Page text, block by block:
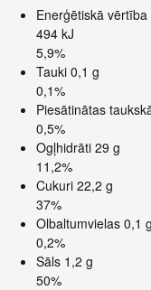
Enerģētiskā vērtība
494 kJ
5,9%
Tauki 0,1 g
0,1%
Piesātinātas
0,5%
Ogļhidrāti 29 g
11,2%
Cukuri 22,2 g
37%
Olbaltumvielas 0,1 g
0,2%
Sāls 1,2 g
50%